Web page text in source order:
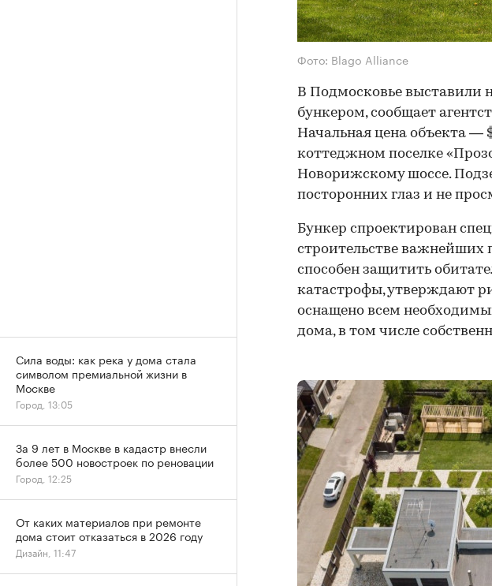
Фото: Blago Alliance
В Подмосковье выставили
бункером, сообщает
Начальная цена объекта —
коттеджном поселке
Новорижскому шоссе.
посторонних глаз и не
Бункер спроектирован
строительстве важнейших
способен защитить
катастрофы, утверждают
оснащено всем
дома, в том числе
Сила воды: как река у дома стала
символом премиальной жизни в
Москве
Город, 13:05
За 9 лет в Москве в кадастр внесли
более 500 новостроек по реновации
Город, 12:25
От каких материалов при ремонте
дома стоит отказаться в 2026 году
Дизайн, 11:47